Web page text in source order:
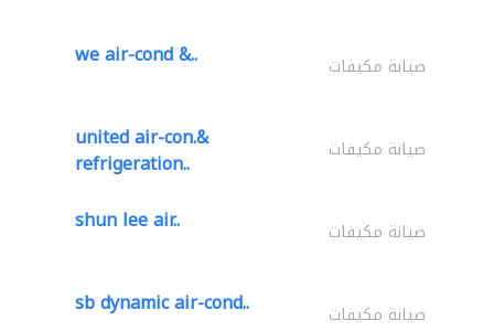
we air-cond &.. صيانة مكيفات
united air-con.&
refrigeration.. صيانة مكيفات
shun lee air.. صيانة مكيفات
sb dynamic air-cond.. صيانة مكيفات